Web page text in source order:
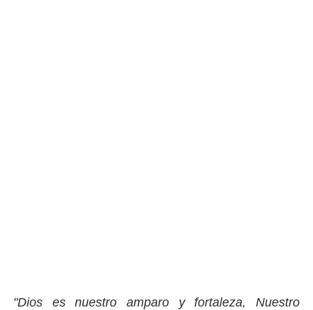
"Dios es nuestro amparo y fortaleza, Nuestro